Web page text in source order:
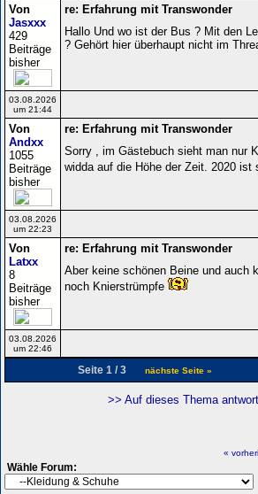
Von
Jasxxx
429
Beiträge
bisher
re: Erfahrung mit Transwonder
Hallo Und wo ist der Bus ? Mit den
? Gehört hier überhaupt nicht im
03.08.2026
um 21:44
Von
Andxx
1055
Beiträge
bisher
re: Erfahrung mit Transwonder
Sorry , im Gästebuch sieht man nur
widda auf die Höhe der Zeit. 2020 ist
03.08.2026
um 22:23
Von
Latxx
8
Beiträge
bisher
re: Erfahrung mit Transwonder
Aber keine schönen Beine und auch
noch Knierstrümpfe
03.08.2026
um 22:46
Seite 1 / 3 nächste Seite »
>> Auf dieses Thema
«
Wähle Forum: